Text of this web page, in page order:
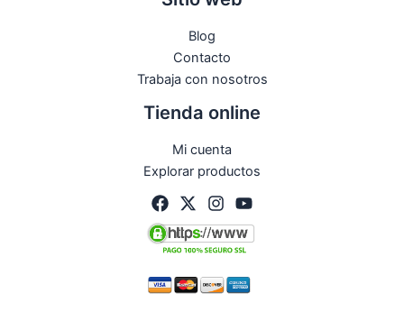
Blog
Contacto
Trabaja con nosotros
Tienda online
Mi cuenta
Explorar productos